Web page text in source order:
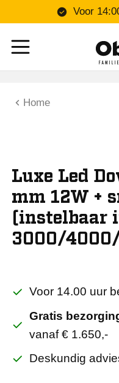
Home
Luxe Led
mm 12W +
(instelbaar
3000/
Voor 14.00 uur
Gratis
vanaf € 1.650,-
Deskundig